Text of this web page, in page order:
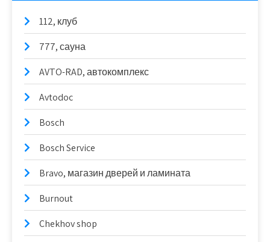
112, клуб
777, сауна
AVTO-RAD, автокомплекс
Avtodoc
Bosch
Bosch Service
Bravo, магазин дверей и ламината
Burnout
Chekhov shop